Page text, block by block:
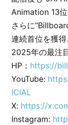
Animation 13位
さらに
連続首位を獲得
2025年の最注
HP： https://
YouTube:
ICIAL
X: https://
Instagram: